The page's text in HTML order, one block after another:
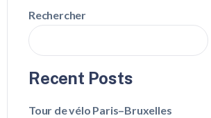
Rechercher
Recent Posts
Tour de vélo Paris–Bruxelles